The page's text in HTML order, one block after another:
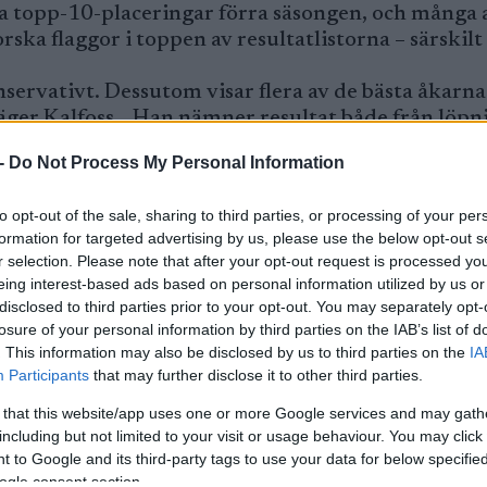
Do Not Process My Personal Information
opt-out of the sale, sharing to third parties, or processing of your
for targeted advertising by us, please use the below opt-out
selection. Please note that after your opt-out request is processed
interest-based ads based on personal information utilized by us
to third parties prior to your opt-out. You may separately
of your personal information by third parties on the IAB’s list of
This information may also be disclosed by us to third parties on the
Participants that may further disclose it to other third parties.
that this website/app uses one or more Google services and may
but not limited to your visit or usage behaviour. You may
to Google and its third-party tags to use your data for below
consent section.
10-placeringar förra säsongen, och många
flaggor i toppen av resultatlistorna – särskilt
Dessutom visar flera av de bästa åkarna
Kalfoss. Han nämner resultat både från
sig mycket bra.
att det inte är något ”hokus pokus” bakom Norges
ERIK KRISTIANSEN/kekstock.com
Falun 2027 kommer två mästerskap på hög
vi ta fram gammal kompetens och luta oss
säger Kalfoss.
senaste säsongerna. Damerna har haft lite
att Norge har gjort ett klokt drag som
på damsidan. Vi ser redan resultat,